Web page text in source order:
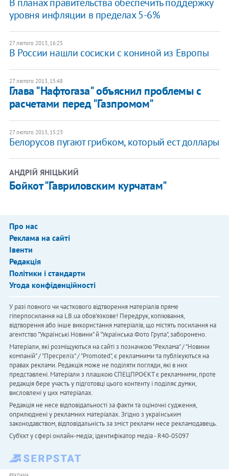
В планах правительства обеспечить поддержку
уровня инфляции в пределах 5-6%
27 лютого 2013, 16:25
В России нашли сосиски с кониной из Европы
27 лютого 2013, 15:48
Глава "Нафтогаза" объяснил проблемы с
расчетами перед "Газпромом"
27 лютого 2013, 15:23
Белорусов пугают грибком, который ест доллары
АНДРІЙ ЯНІЦЬКИЙ
Бойкот "Гавриловским курчатам"
Про нас
Реклама на сайті
Івенти
Редакція
Політики і стандарти
Угода конфіденційності
У разі повного чи часткового відтворення матеріалів пряме
гіперпосилання на LB.ua обов'язкове! Передрук, копіювання,
відтворення або інше використання матеріалів, що містять посилання на
агентство "Українськi Новини" й "Українська Фото Група", заборонено.
Матеріали, які розміщуються на сайті з позначкою "Реклама" / "Новини
компаній" / "Пресреліз" / "Promoted", є рекламними та публікуються на
правах реклами. Редакція може не поділяти погляди, які в них
представлені. Матеріали з плашкою СПЕЦПРОЄКТ є рекламними, проте
редакція бере участь у підготовці цього контенту і поділяє думки,
висловлені у цих матеріалах.
Редакція не несе відповідальності за факти та оціночні судження,
оприлюднені у рекламних матеріалах. Згідно з українським
законодавством, відповідальність за зміст реклами несе рекламодавець.
Cуб'єкт у сфері онлайн-медіа; ідентифікатор медіа - R40-05097